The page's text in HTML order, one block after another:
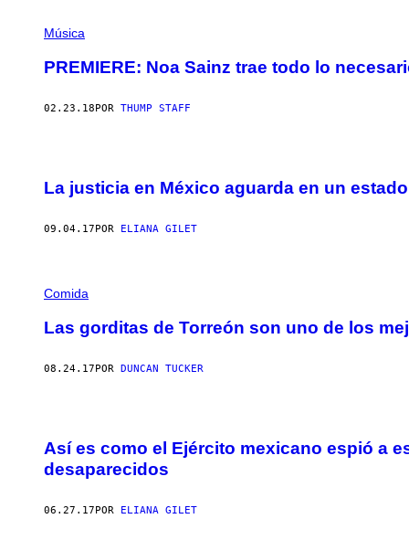
Música
PREMIERE: Noa Sainz trae todo lo
02.23.18 POR THUMP STAFF
La justicia en México aguarda en un
09.04.17POR ELIANA GILET
Comida
Las gorditas de Torreón son uno de los
08.24.17 POR DUNCAN TUCKER
Así es como el Ejército mexicano espió a
desaparecidos
06.27.17POR ELIANA GILET